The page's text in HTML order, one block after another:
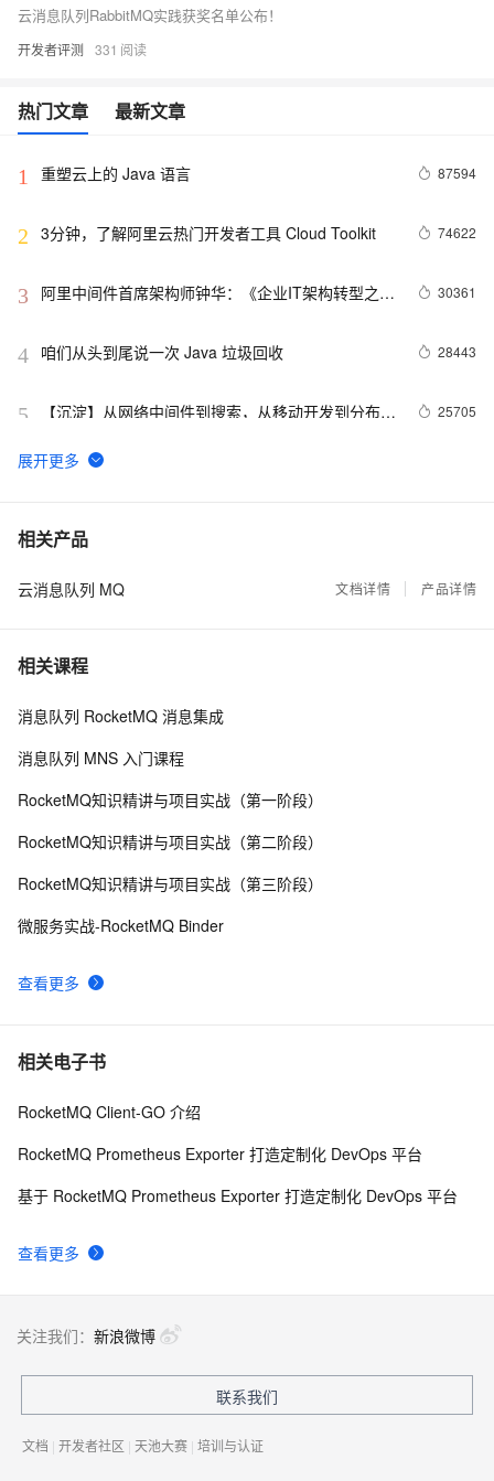
云消息队列RabbitMQ实践获奖名单公布！
开发者评测 331
热门文章 最新文章
1 重塑云上的 Java 语言 87594
2 3分钟，了解阿里云热门开发者工具 Cloud Toolkit 74622
3
阿里中间件首席架构师钟华：《企业IT架构转型之
（含试读PDF）！
30361
4 咱们从头到尾说一次 Java 垃圾回收 28443
5
【沉淀】从网络中间件到搜索，从移动开发到分布式
25705
6 Java编码技巧之高效代码50例
7 一键托管，阿里云全链路追踪服务正式商用：成本仅
8 Kafka、RabbitMQ、RocketMQ消息中间件的对比
21897
9
10Kafka、RabbitMQ、RocketMQ 消息中间件的对比 |
相关产品
云消息队列 MQ 文档详情 产品详情
相关课程
查看更多
消息队列 RocketMQ 消息集成
消息队列 MNS 入门课程
RocketMQ知识精讲与项目实战（第一阶段）
RocketMQ知识精讲与项目实战（第二阶段）
RocketMQ知识精讲与项目实战（第三阶段）
微服务实战-RocketMQ Binder
相关电子书
查看更多
RocketMQ Client-GO 介绍
RocketMQ Prometheus Exporter 打造定制化 DevOps 平台
基于 RocketMQ Prometheus Exporter 打造定制化 DevOps 平台
关注我们： 新浪微博
联系我们
文档 | 开发者社区 | 天池大赛 | 培训与认证